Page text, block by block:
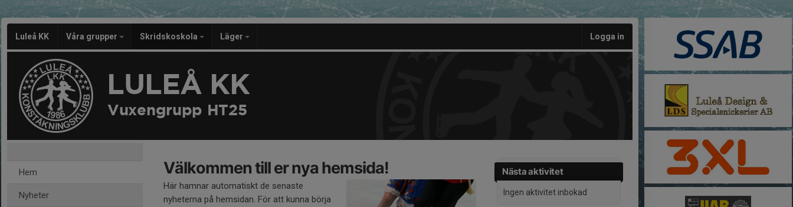
Luleå KK Våra grupper Skridskoskola Läger Logga in
LULEÅ KK
Vuxengrupp HT25
Hem
Nyheter
Nästa aktivitet
Ingen aktivitet inbokad
Välkommen till er nya hemsida!
Här hamnar automatiskt de senaste
nyheterna på hemsidan. För att kunna börja